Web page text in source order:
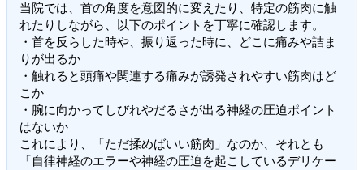
当院では、首の角度を意図的に変えたり、特定の筋肉に触
れたりしながら、以下のポイントを丁寧に確認します。
・首を反らした時や、振り返った時に、どこに痛みや詰ま
りが出るか
・触れると頭痛や関連する痛みが誘発されやすい筋肉はど
こか
・腕に向かってしびれやだるさが出る神経の圧迫ポイント
はないか
これにより、「ただ揉めばいい筋肉」なのか、それとも
「自律神経のエラーや神経の圧迫を起こしているデリケー